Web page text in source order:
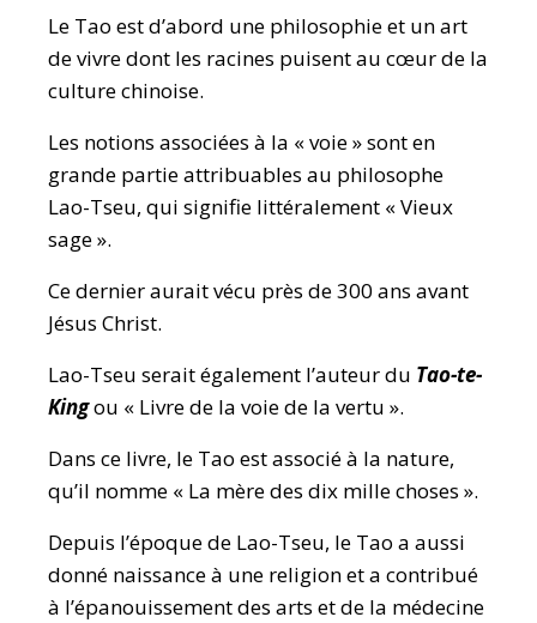
Le Tao est d’abord une philosophie et un art
de vivre dont les racines puisent au cœur de la
culture chinoise.
Les notions associées à la « voie » sont en
grande partie attribuables au philosophe
Lao-Tseu, qui signifie littéralement « Vieux
sage ».
Ce dernier aurait vécu près de 300 ans avant
Jésus Christ.
Lao-Tseu serait également l’auteur du Tao-te-
Kingou « Livre de la voie de la vertu ».
Dans ce livre, le Tao est associé à la nature,
qu’il nomme « La mère des dix mille choses ».
Depuis l’époque de Lao-Tseu, le Tao a aussi
donné naissance à une religion et a contribué
à l’épanouissement des arts et de la médecine